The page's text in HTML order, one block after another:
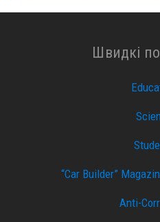
Швидкі
“Car Builder”
Anti-